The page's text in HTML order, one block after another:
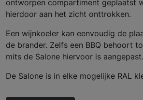
ontwor­pen compartiment geplaatst
hierdoor aan het zicht onttrokken.
Een wijnkoeler kan eenvoudig de
de brander. Zelfs een BBQ behoort
mits de Salone hiervoor is aangepast.
De Salone is in elke mogelijke RAL